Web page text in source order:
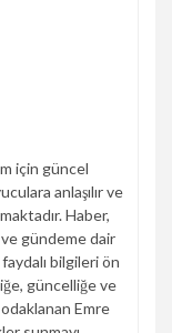
için güncel
anlaşılır ve
Haber,
gündeme dair
bilgileri ön
güncelliğe ve
Emre